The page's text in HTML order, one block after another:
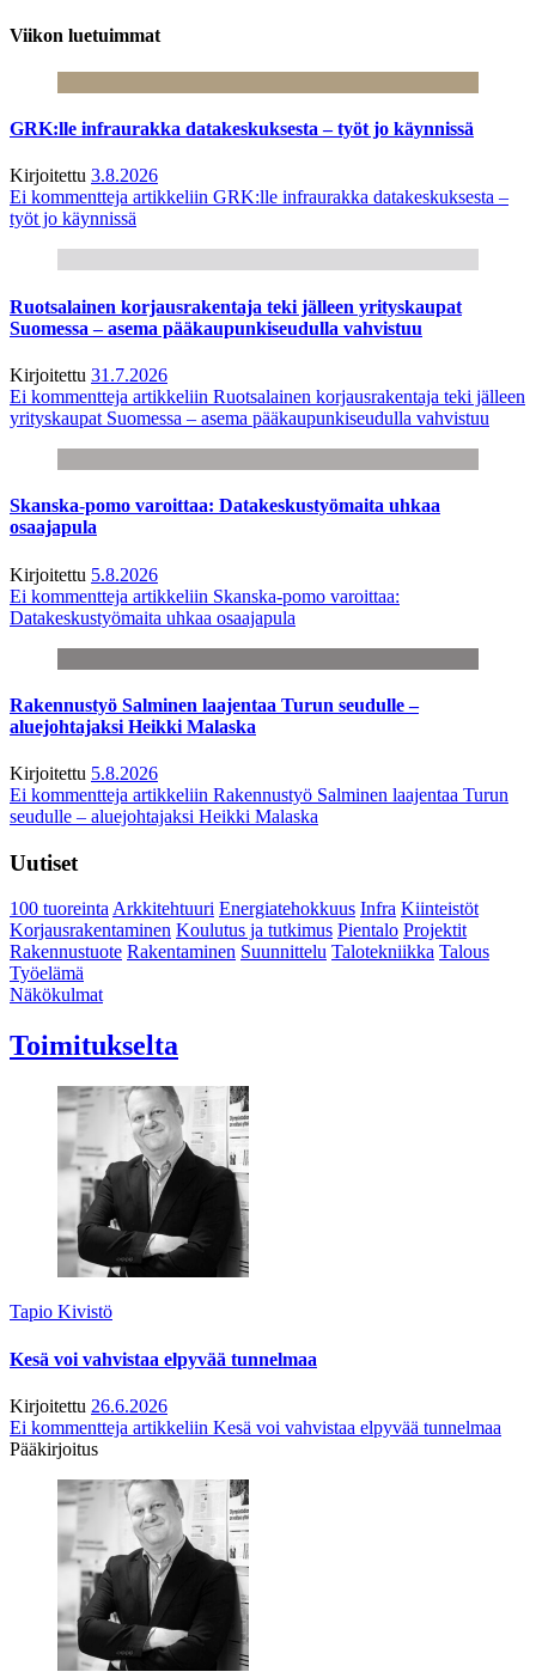
Viikon luetuimmat
GRK:lle infraurakka datakeskuksesta – työt jo käynnissä
Kirjoitettu 3.8.2026
Ei kommentteja artikkeliin GRK:lle infraurakka datakeskuksesta –
työt jo käynnissä
Ruotsalainen korjausrakentaja teki jälleen yrityskaupat
Suomessa – asema pääkaupunkiseudulla vahvistuu
Kirjoitettu 31.7.2026
Ei kommentteja artikkeliin Ruotsalainen korjausrakentaja teki jälleen
yrityskaupat Suomessa – asema pääkaupunkiseudulla vahvistuu
Skanska-pomo varoittaa: Datakeskustyömaita uhkaa
osaajapula
Kirjoitettu 5.8.2026
Ei kommentteja artikkeliin Skanska-pomo varoittaa:
Datakeskustyömaita uhkaa osaajapula
Rakennustyö Salminen laajentaa Turun seudulle –
aluejohtajaksi Heikki Malaska
Kirjoitettu 5.8.2026
Ei kommentteja artikkeliin Rakennustyö Salminen laajentaa Turun
seudulle – aluejohtajaksi Heikki Malaska
Uutiset
100 tuoreintaArkkitehtuuri Energiatehokkuus Infra Kiinteistöt
Korjausrakentaminen Koulutus ja tutkimus Pientalo Projektit
Rakennustuote Rakentaminen Suunnittelu Talotekniikka Talous
Työelämä
Näkökulmat
Toimitukselta
Tapio Kivistö
Kesä voi vahvistaa elpyvää tunnelmaa
Kirjoitettu 26.6.2026
Ei kommentteja artikkeliin Kesä voi vahvistaa elpyvää tunnelmaa
Pääkirjoitus